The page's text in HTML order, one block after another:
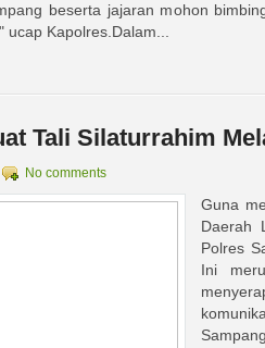
beserta jajaran mohon
Kapolres.Dalam...
Tali Silaturrahim
No comments
Guna
Daerah
Polres
Ini